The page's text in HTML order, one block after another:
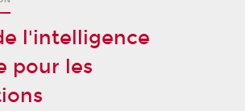
l'intelligence
pour les